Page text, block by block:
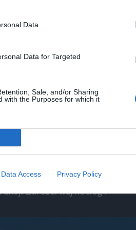
Data.
Data for Targeted
Sale, and/or Sharing
with the Purposes for which it
Data Access Privacy Policy
jest niski i z
zachować ostrożność i
by zawsze mieć przy
informacje na temat
miejscach,
na uwadze, że
problemów z
kilka przydatnych
miejscu. Zainstaluj
Zarezerwuj nocleg i